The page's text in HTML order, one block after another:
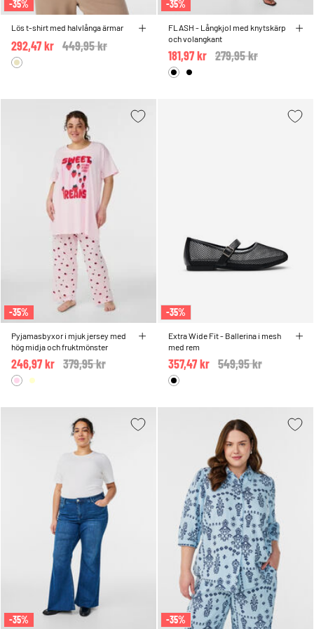
-35%
Lös t-shirt med halvlånga ärmar
Price reduced from
449,95 kr
292,47 kr
-35%
FLASH - Långkjol med knytskärp
och volangkant
Price reduced from
279,95 kr
181,97 kr
-35%
Pyjamasbyxor i mjuk jersey med
hög midja och fruktmönster
Price reduced from
379,95 kr
246,97 kr
-35%
Extra Wide Fit - Ballerina i mesh
med rem
Price reduced from
549,95 kr
357,47 kr
-35% -35%